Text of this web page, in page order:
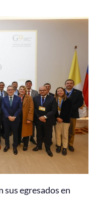
sus egresados en